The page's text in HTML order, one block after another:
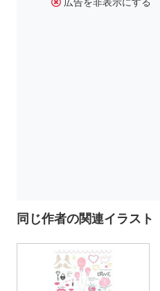
同じ作者の関連イラスト